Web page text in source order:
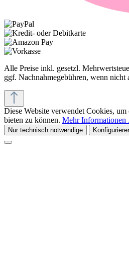
Alle Preise inkl. gesetzl.
ggf. Nachnahmegebühren, wenn nicht
Diese Website verwendet Cookies,
bieten zu können. Mehr Informationen
Nur technisch notwendige